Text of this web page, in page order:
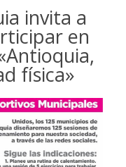
invita a
en
física»